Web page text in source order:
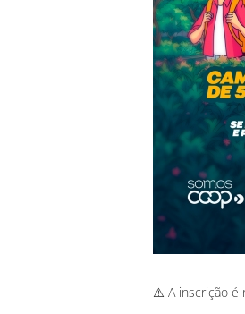
⚠️ A inscrição é